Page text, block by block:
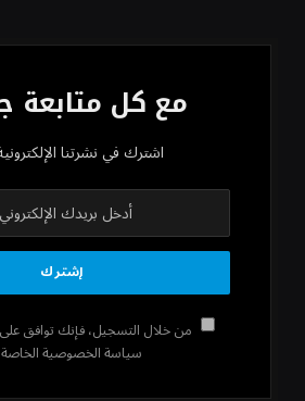
مع كل متابعة
اشترك في نشرتنا
من خلال التسجيل، فإنك توافق
سياسة الخصوصية الخاصة